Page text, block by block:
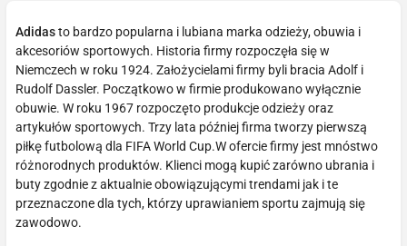
Adidasto bardzo popularna i lubiana marka odzieży, obuwia i
akcesoriów sportowych. Historia firmy rozpoczęła się w
Niemczech w roku 1924. Założycielami firmy byli bracia Adolf i
Rudolf Dassler. Początkowo w firmie produkowano wyłącznie
obuwie. W roku 1967 rozpoczęto produkcje odzieży oraz
artykułów sportowych. Trzy lata później firma tworzy pierwszą
piłkę futbolową dla FIFA World Cup.W ofercie firmy jest mnóstwo
różnorodnych produktów. Klienci mogą kupić zarówno ubrania i
buty zgodnie z aktualnie obowiązującymi trendami jak i te
przeznaczone dla tych, którzy uprawianiem sportu zajmują się
zawodowo.